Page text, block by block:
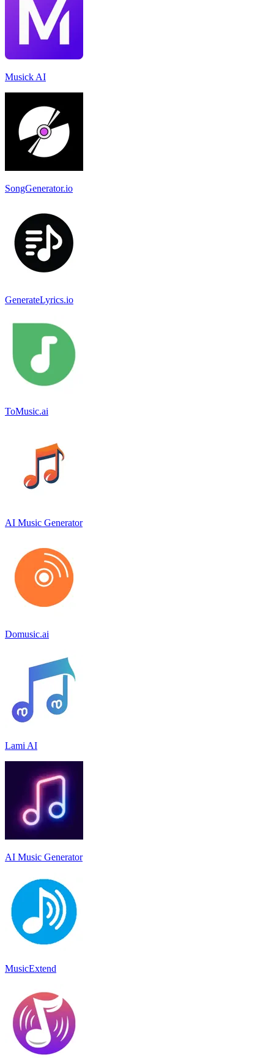
Musick AI
SongGenerator.io
GenerateLyrics.io
ToMusic.ai
AI Music Generator
Domusic.ai
Lami AI
AI Music Generator
MusicExtend